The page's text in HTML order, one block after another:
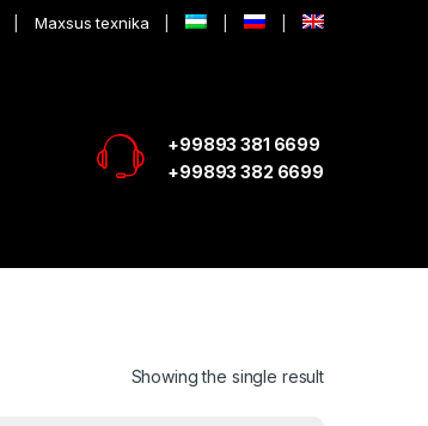
Maxsus texnika
+99893 381 6699
+99893 382 6699
Showing the single result